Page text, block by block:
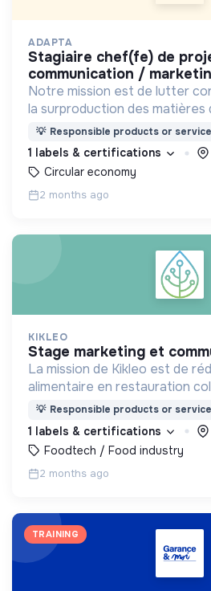
ADAPTA
stagiaire chef(fe) de projet
communication /
Notre mission est de lutter
la surproduction des matières
déco.
💡 Responsible products or
1 labels & certifications
Circular economy
2 months ago
KIKLEO
stage marketing et
La mission de Kikleo est de
alimentaire en restauration
💡 Responsible products or
1 labels & certifications
Foodtech / Food industry
2 months ago
TRAINING